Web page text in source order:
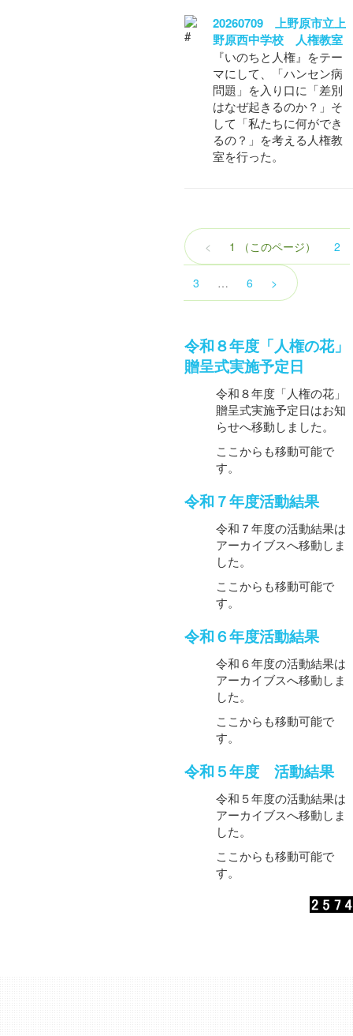
20260709 上野原市立上
野原西中学校 人権教室
『いのちと人権』をテー
マにして、「ハンセン病
問題」を入り口に「差別
はなぜ起きるのか？」そ
して「私たちに何ができ
るの？」を考える人権教
室を行った。
< 1 （このページ） 2
3 … 6 >
令和８年度「人権の花」
贈呈式実施予定日
令和８年度「人権の花」
贈呈式実施予定日はお知
らせへ移動しました。
ここからも移動可能で
す。
令和７年度活動結果
令和７年度の活動結果は
アーカイブスへ移動しま
した。
ここからも移動可能で
す。
令和６年度活動結果
令和６年度の活動結果は
アーカイブスへ移動しま
した。
ここからも移動可能で
す。
令和５年度 活動結果
令和５年度の活動結果は
アーカイブスへ移動しま
した。
ここからも移動可能で
す。